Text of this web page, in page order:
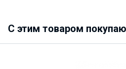
C этим товаром